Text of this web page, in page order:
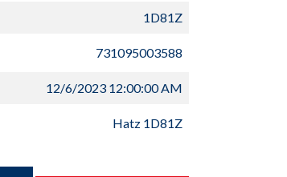
1D81Z
731095003588
12/6/2023 12:00:00 AM
Hatz 1D81Z